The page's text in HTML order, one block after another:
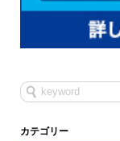
カテゴリー